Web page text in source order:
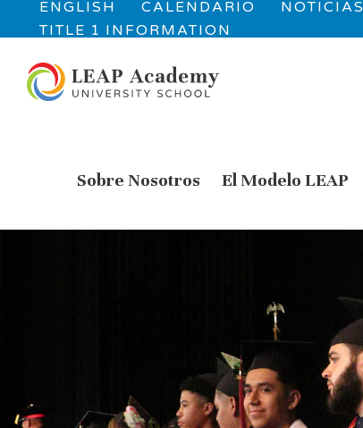
ENGLISH CALENDARIO
NOTICIAS
TITLE 1 INFORMATION
Sobre Nosotros El Modelo LEAP